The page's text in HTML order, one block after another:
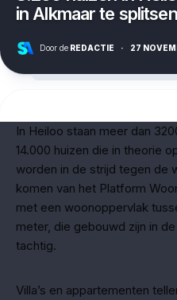
in Alkmaar te
Door de REDACTIE · 27
In Heiloo staan meer dan
14.000 huizen die in theorie
worden in de strijd tegen de
komen van het Platform
met een woonoppervlak
meter, die gebouwd zijn in
tachtig.
Villa’s en appartementen